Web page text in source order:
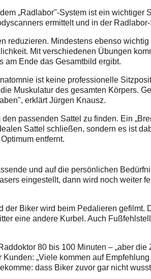
„Radlabor"-System ist ein
ermittelt und in der
reduzieren. Mindestens ebenso
Mit verschiedenen Übungen
am Ende das Gesamtbild ergibt.
ist keine professionelle
Muskulatur des gesamten Körpers.
erklärt Jürgen Knausz.
passenden Sattel zu finden. Ein
Sattel schließen, sondern es ist
entfernt.
und auf die persönlichen
eingestellt, dann wird noch weiter
der Biker wird beim Pedalieren gefilmt.
eine andere Kurbel. Auch
80 bis 100 Minuten – „aber
„Viele kommen auf
dass Biker zuvor gar nicht